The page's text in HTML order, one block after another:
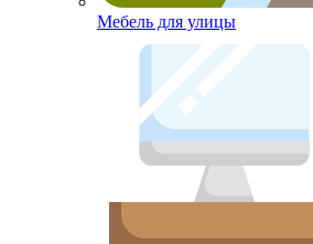
Мебель для улицы